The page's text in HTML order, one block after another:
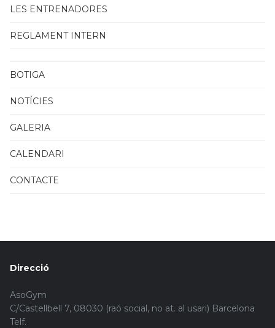
LES ENTRENADORES
REGLAMENT INTERN
BOTIGA
NOTÍCIES
GALERIA
CALENDARI
CONTACTE
Direcció
AsoGym
C/Castellbell 7, 08030 (raó social, no at. al usari) Barcelona
Telf.